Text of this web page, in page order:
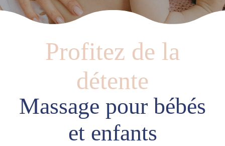
Profitez de la
détente
Massage pour bébés
et enfants